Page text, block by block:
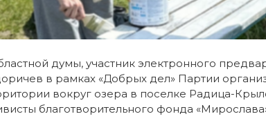
думы, участник электронного
в рамках «Добрых дел» Партии
вокруг озера в поселке Радица-
благотворительного фонда